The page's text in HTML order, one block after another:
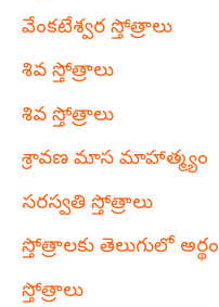
వేంకటేశ్వర స్తోత్రాలు
శివ స్తోత్రాలు
శివ స్తోత్రాలు
శ్రావణ మాస మాహాత్మ్యం
సరస్వతి స్తోత్రాలు
స్తోత్రాలకు తెలుగులో అర్థం
స్తోత్రాలు